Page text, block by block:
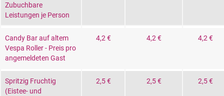
Zubuchbare
Leistungen je Person
Candy Bar auf altem
Vespa Roller - Preis pro
angemeldeten Gast
4,2 € 4,2 € 4,2 €
Spritzig Fruchtig
(Eistee- und
2,5 € 2,5 € 2,5 €